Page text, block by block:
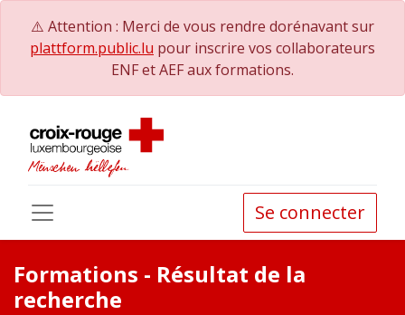
⚠️ Attention : Merci de vous rendre dorénavant sur
plattform.public.lu pour inscrire vos collaborateurs
ENF et AEF aux formations.
Se connecter
Formations - Résultat de la
recherche